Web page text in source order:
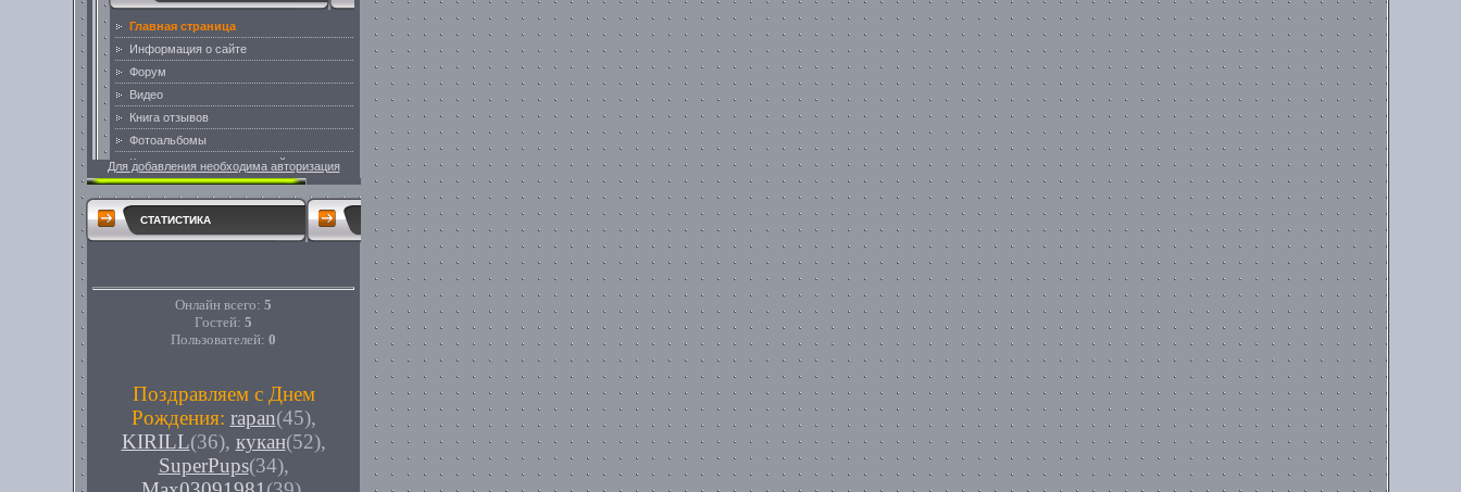
Для добавления необходима авторизация
СТАТИСТИКА
Онлайн всего: 5
Гостей: 5
Пользователей: 0
Поздравляем с Днем
Рождения: rapan(45),
KIRILL(36), кукан(52),
SuperPups(34),